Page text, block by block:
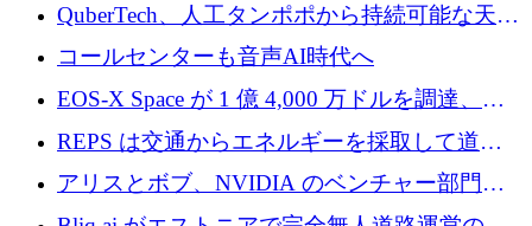
Luxembourg 2026 に集まる理由
QuberTech、人工タンポポから持続可能な天然
ゴムを開発するために 340 万ポンドを調達
コールセンターも音声AI時代へ
EOS-X Space が 1 億 4,000 万ドルを調達、
Mistral が Emmi AI を買収、Bliq がエストニア
での完全無人道路運営を承認
REPS は交通からエネルギーを採取して道路
を発電所に変えるために 2,360 万ドルを調達
アリスとボブ、NVIDIA のベンチャー部門か
らの投資でシリーズ B を拡大